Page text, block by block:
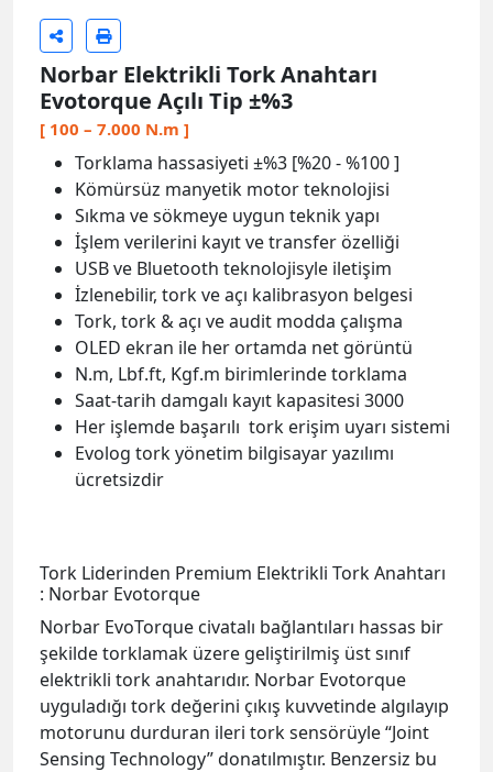
Torklama hassasiyeti ±%3 [%20 - %100 ]
Kömürsüz manyetik motor teknolojisi
Sıkma ve sökmeye uygun teknik yapı
İşlem verilerini kayıt ve transfer özelliği
USB ve Bluetooth teknolojisyle iletişim
İzlenebilir, tork ve açı kalibrasyon belgesi
Tork, tork & açı ve audit modda çalışma
OLED ekran ile her ortamda net görüntü
N.m, Lbf.ft, Kgf.m birimlerinde torklama
Saat-tarih damgalı kayıt kapasitesi 3000
Her işlemde başarılı tork erişim uyarı sistemi
Evolog tork yönetim bilgisayar yazılımı
ücretsizdir
Tork Liderinden Premium Elektrikli Tork Anahtarı
: Norbar Evotorque
Norbar EvoTorque civatalı bağlantıları hassas bir
motorunu durduran ileri tork sensörüyle “Joint
Sensing Technology” donatılmıştır. Benzersiz bu
akıllı tork algılama “intelligent joint sensing”
teknolojisi ile sıkma işlemi sırasında sürekli ölçüm
yapar. Hedef değere ulaştığında dinamik motor
frenlemesiyle torklama hassasiyetini sürekli
olarak ±%3 seviyesinde tutar.